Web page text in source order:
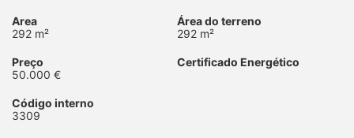
Area
292 m²
Área do terreno
292 m²
Preço
50.000 €
Certificado Energético
Código interno
3309